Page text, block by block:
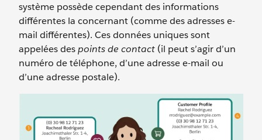
système possède cependant des informations
différentes la concernant (comme des adresses e-
mail différentes). Ces données uniques sont
appelées despoints de contact (il peut s’agir d’un
numéro de téléphone, d’une adresse e-mail ou
d’une adresse postale).